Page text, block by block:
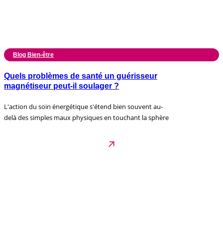
Blog Bien-être
Quels problèmes de santé un guérisseur
magnétiseur peut-il soulager ?
L'action du soin énergétique s'étend bien souvent au-
delà des simples maux physiques en touchant la sphère